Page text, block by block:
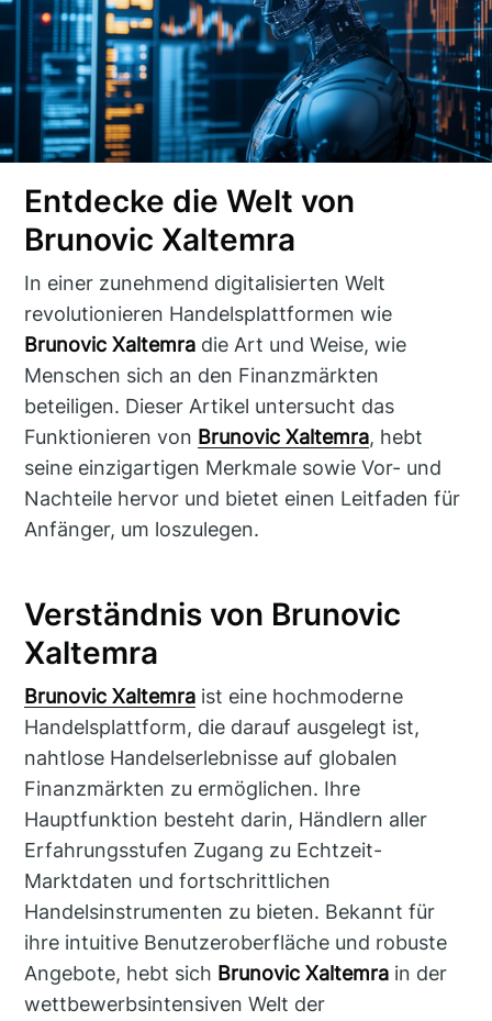
Entdecke die Welt von
Brunovic Xaltemra
In einer zunehmend digitalisierten Welt
revolutionieren Handelsplattformen wie
Brunovic Xaltemra die Art und Weise, wie
Menschen sich an den Finanzmärkten
beteiligen. Dieser Artikel untersucht das
Funktionieren von Brunovic Xaltemra, hebt
seine einzigartigen Merkmale sowie Vor- und
Nachteile hervor und bietet einen Leitfaden für
Anfänger, um loszulegen.
Verständnis von Brunovic
Xaltemra
Brunovic Xaltemra ist eine hochmoderne
Handelsplattform, die darauf ausgelegt ist,
nahtlose Handelserlebnisse auf globalen
Finanzmärkten zu ermöglichen. Ihre
Hauptfunktion besteht darin, Händlern aller
Erfahrungsstufen Zugang zu Echtzeit-
Marktdaten und fortschrittlichen
Handelsinstrumenten zu bieten. Bekannt für
ihre intuitive Benutzeroberfläche und robuste
Angebote, hebt sich Brunovic Xaltemra in der
wettbewerbsintensiven Welt der